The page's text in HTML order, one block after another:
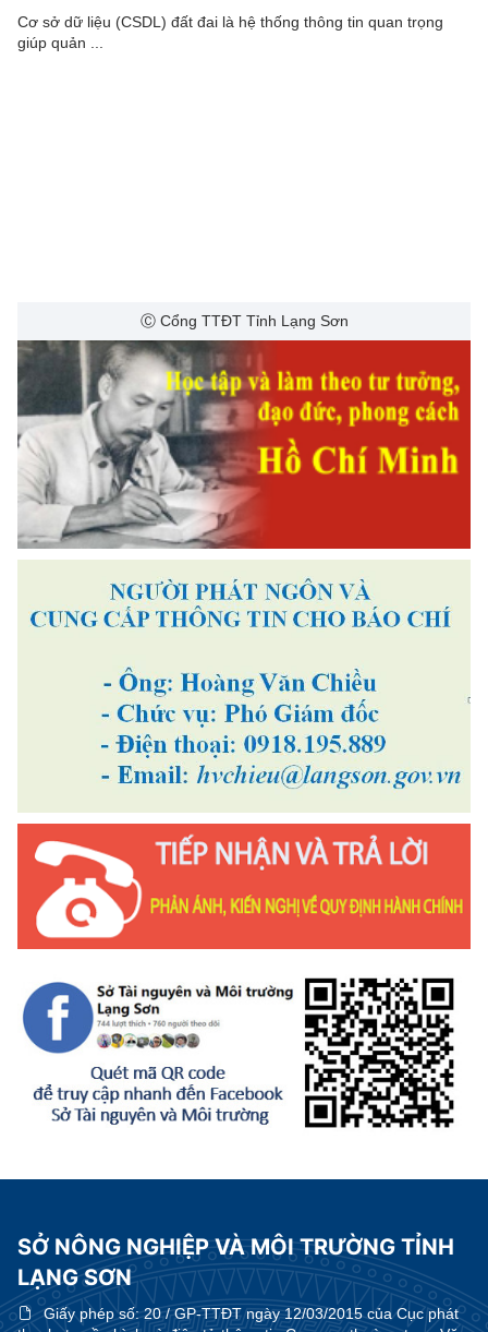
Cơ sở dữ liệu (CSDL) đất đai là hệ thống thông tin quan trọng
giúp quản ...
Ⓒ Cổng TTĐT Tỉnh Lạng Sơn
SỞ NÔNG NGHIỆP VÀ MÔI TRƯỜNG TỈNH
LẠNG SƠN
Giấy phép số:20 / GP-TTĐT ngày 12/03/2015 của Cục phát